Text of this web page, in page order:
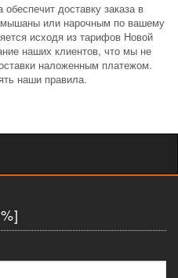
доставку заказа в
или нарочным по вашему
исходя из тарифов Новой
наших клиентов, что мы не
наложенным платежом.
наши правила.